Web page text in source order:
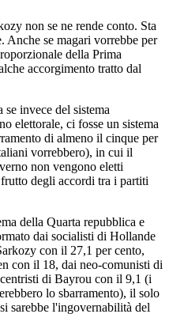
non se ne rende conto. Sta
Anche se magari vorrebbe per
della Prima
accorgimento tratto dal
invece del sistema
elettorale, ci fosse un sistema
di almeno il cinque per
vorrebbero), in cui il
non vengono eletti
degli accordi tra i partiti
della Quarta repubblica e
dai socialisti di Hollande
con il 27,1 per cento,
con il 18, dai neo-comunisti di
di Bayrou con il 9,1 (i
lo sbarramento), il solo
sarebbe l'ingovernabilità del